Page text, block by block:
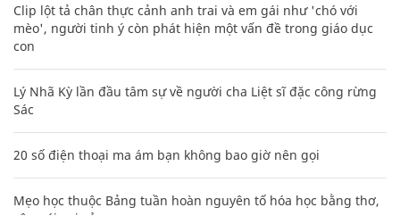
Clip lột tả chân thực cảnh anh trai và em gái như 'chó với
mèo', người tinh ý còn phát hiện một vấn đề trong giáo dục
con
Lý Nhã Kỳ lần đầu tâm sự về người cha Liệt sĩ đặc công rừng
Sác
20 số điện thoại ma ám bạn không bao giờ nên gọi
Mẹo học thuộc Bảng tuần hoàn nguyên tố hóa học bằng thơ,